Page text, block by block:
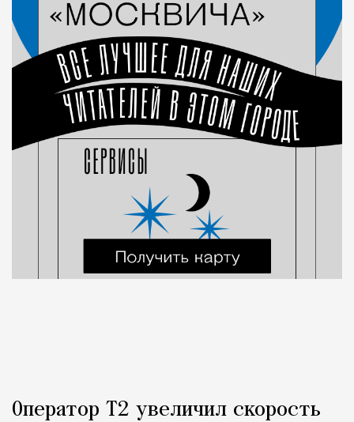
Оператор Т2 увеличил скорость